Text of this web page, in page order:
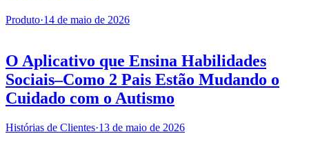
Produto·14 de maio de 2026
O Aplicativo que Ensina Habilidades
Sociais–Como 2 Pais Estão Mudando o
Cuidado com o Autismo
Histórias de Clientes·13 de maio de 2026